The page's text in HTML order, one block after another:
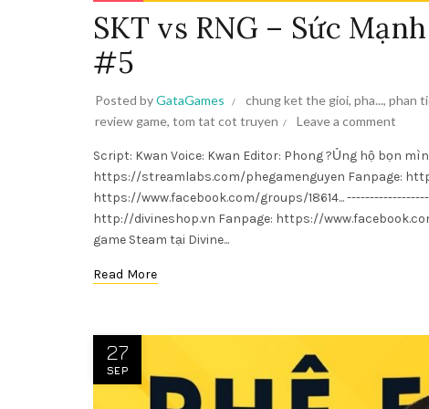
SKT vs RNG – Sức
#5
Posted byGataGames chung ket the gioi, pha..., phan
review game, tom tat cot truyen Leave a comment
Script: Kwan Voice: Kwan Editor: Phong ?Ủng hộ bọn
https://streamlabs.com/phegamenguyen Fanpage:
https://www.facebook.com/groups/18614...
http://divineshop.vn Fanpage: https://
game Steam tại Divine...
Read More
27
SEP